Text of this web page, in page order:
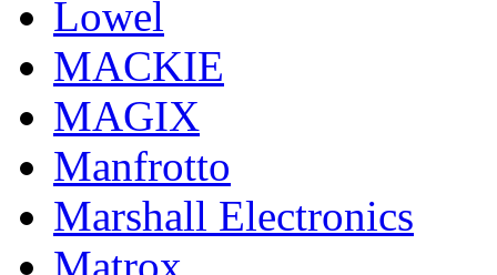
Lowel
MACKIE
MAGIX
Manfrotto
Marshall Electronics